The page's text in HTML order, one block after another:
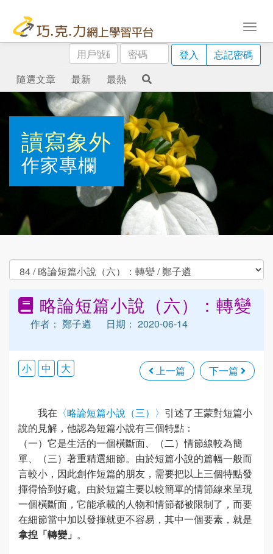
用
戶
號
碼
密
碼
登入
忘記密碼
隨選文章
最新 最熱
讀寫象外
作家專欄
略論短篇小說（六）：轉變
作者： 鄭子遴 日期： 2020-06-14
上一篇 下一篇
小 中 大
我在 〈略論短篇小說（三）〉 引述了王蒙對短篇小
說的見解，他認為短篇小說有三個特點：
（一）它是生活的一個橫斷面、（二）情節線較為簡
單、（三）著重精選細節。由於短篇小說的篇幅一般而
言較小，因此創作短篇的朋友，需要把以上三個特點發
揮得恰到好處。由於短篇主要以較簡單的情節線來呈現
一個橫斷面，它能承載的人物和情節都被限制了，而要
在細節當中加以發揮就更不容易，其中一個要素，就是
拿揑「轉變」 。